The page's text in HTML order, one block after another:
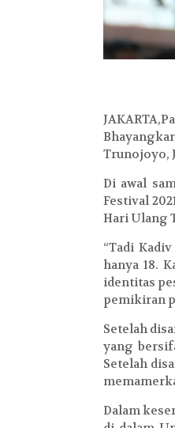
Trunojoyo,
Di awal
Festival
Hari Ulang
“Tadi
hanya 18.
identitas
pemikiran
Setelah
yang
Setelah
Dalam